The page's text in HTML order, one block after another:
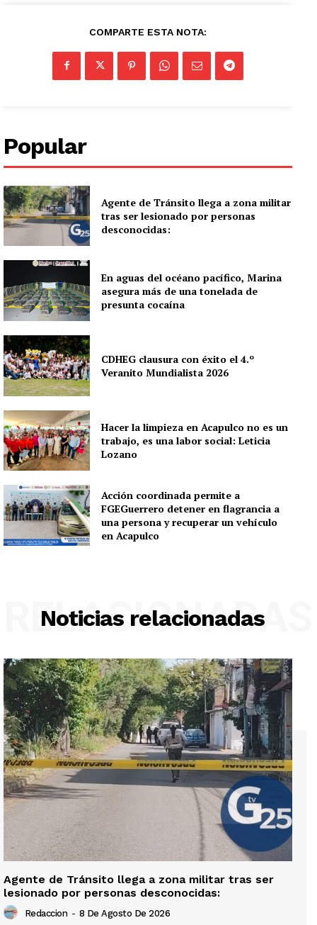
COMPARTE ESTA NOTA:
Popular
Agente de Tránsito llega a zona militar
tras ser lesionado por personas
desconocidas:
En aguas del océano pacífico, Marina
asegura más de una tonelada de
presunta cocaína
CDHEG clausura con éxito el 4.º
Veranito Mundialista 2026
Hacer la limpieza en Acapulco no es un
trabajo, es una labor social: Leticia
Lozano
Acción coordinada permite a
FGEGuerrero detener en flagrancia a
una persona y recuperar un vehículo
en Acapulco
Noticias relacionadas
RELACIONADAS
Agente de Tránsito llega a zona militar tras ser
lesionado por personas desconocidas:
Redaccion - 8 De Agosto De 2026